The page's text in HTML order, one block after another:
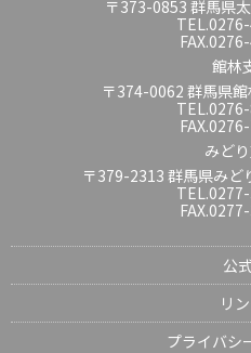
〒373-0853 群馬県
館林
〒374-0062 群馬県
みど
〒379-2313 群馬県みど
公
リ
プライバシ